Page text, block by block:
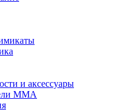
и аксессуары
MMA